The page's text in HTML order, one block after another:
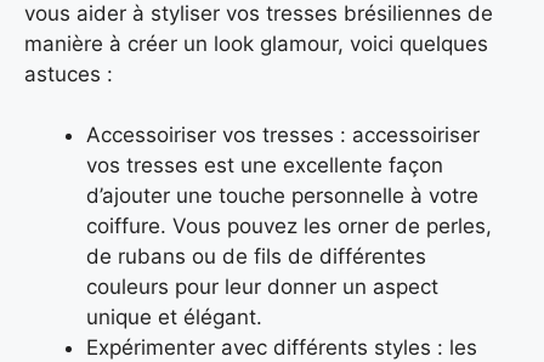
vous aider à styliser vos tresses brésiliennes de
manière à créer un look glamour, voici quelques
astuces :
Accessoiriser vos tresses : accessoiriser
vos tresses est une excellente façon
d’ajouter une touche personnelle à votre
coiffure. Vous pouvez les orner de perles,
de rubans ou de fils de différentes
couleurs pour leur donner un aspect
unique et élégant.
Expérimenter avec différents styles : les